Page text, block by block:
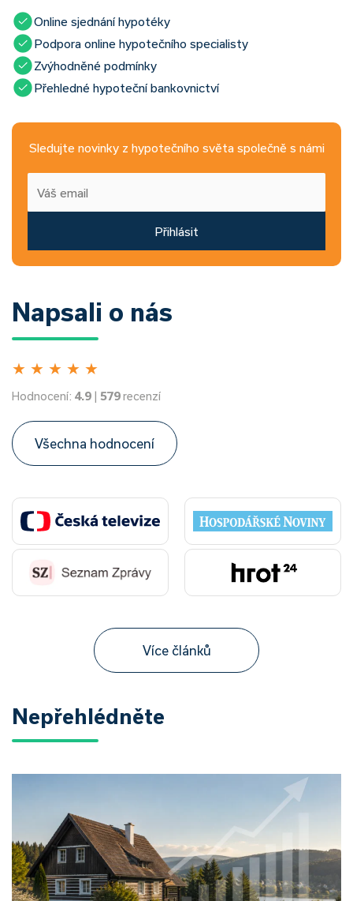
Online sjednání hypotéky
Podpora online hypotečního specialisty
Zvýhodněné podmínky
Přehledné hypoteční bankovnictví
Sledujte novinky z hypotečního světa společně s námi
Přihlásit
Napsali o nás
★ ★ ★ ★ ★
Hodnocení: 4.9 | 579recenzí
Všechna hodnocení
Více článků
Nepřehlédněte